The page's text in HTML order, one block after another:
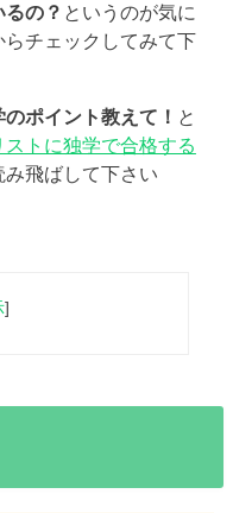
の？ というのが気に
らチェックしてみて下
ポイント教えて！ と
トに独学で合格する
み飛ばして下さい
]